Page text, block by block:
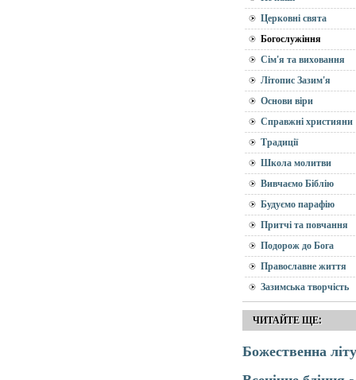
Церковні свята
Богослужіння
Сім'я та виховання
Літопис Зазим'я
Основи віри
Справжні християни
Традиції
Школа молитви
Вивчаємо Біблію
Будуємо парафію
Притчі та повчання
Подорож до Бога
Православне життя
Зазимська творчість
ЧИТАЙТЕ ЩЕ:
Божественна